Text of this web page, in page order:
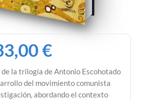
€
la trilogía de Antonio Escohotado
del movimiento comunista
abordando el contexto